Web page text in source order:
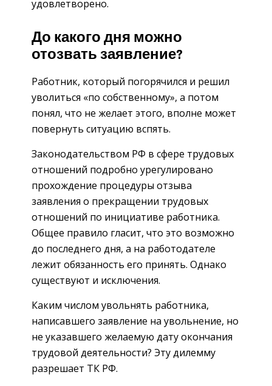
удовлетворено.
До какого дня можно
отозвать заявление?
Работник, который погорячился и решил
уволиться «по собственному», а потом
понял, что не желает этого, вполне может
повернуть ситуацию вспять.
Законодательством РФ в сфере трудовых
отношений подробно урегулировано
прохождение процедуры отзыва
заявления о прекращении трудовых
отношений по инициативе работника.
Общее правило гласит, что это возможно
до последнего дня, а на работодателе
лежит обязанность его принять. Однако
существуют и исключения.
Каким числом увольнять работника,
написавшего заявление на увольнение, но
не указавшего желаемую дату окончания
трудовой деятельности? Эту дилемму
разрешает ТК РФ.